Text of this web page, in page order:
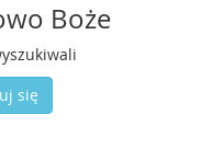
Boże
się